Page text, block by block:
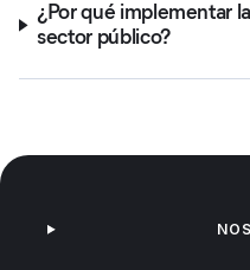
¿Por qué implementar
sector público?